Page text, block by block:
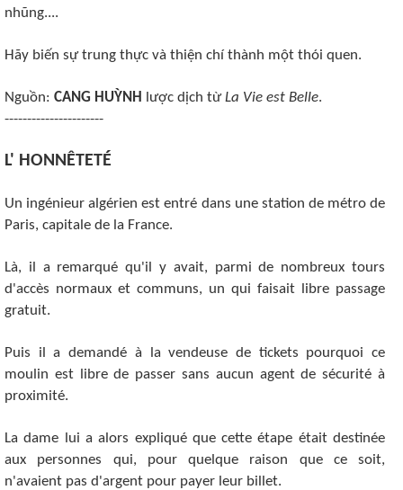
nhũng....
Hãy biến sự trung thực và thiện chí thành một thói quen.
Nguồn: CANG HUỲNH lược dịch từLa Vie est Belle.
----------------------
L' HONNÊTETÉ
Un ingénieur algérien est entré dans une station de métro de
Paris, capitale de la France.
Là, il a remarqué qu'il y avait, parmi de nombreux tours
d'accès normaux et communs, un qui faisait libre passage
gratuit.
Puis il a demandé à la vendeuse de tickets pourquoi ce
moulin est libre de passer sans aucun agent de sécurité à
proximité.
La dame lui a alors expliqué que cette étape était destinée
aux personnes qui, pour quelque raison que ce soit,
n'avaient pas d'argent pour payer leur billet.